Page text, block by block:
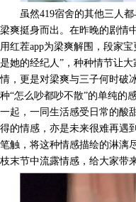
虽然419宿舍的其他三人
梁爽挺身而出。在昨晚的剧情
用红茬app为梁爽解围，段家
是她的经纪人”，种种情节让
情，更是对梁爽与三子何时破
种“怎么吵都吵不散”的单纯的
一起，一同生活感受日常的酸
得的情感，亦是未来很难再遇
笔触，将这种情感描绘的淋漓
枝末节中流露情感，给大家带